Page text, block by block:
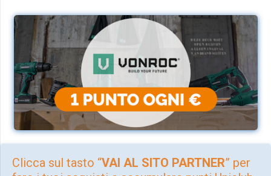
Clicca sul tasto “VAI AL SITO PARTNER” per